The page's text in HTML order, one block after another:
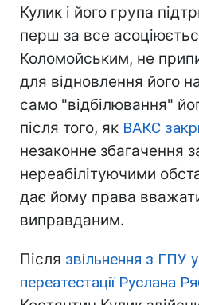
Кулик і його група
перш за все
Коломойським, не
для відновлення його
само "відбілювання"
після того, як ВАКС
незаконне збагачення
нереабілітуючими
дає йому права
виправданим.
Після звільнення з ГПУ
переатестації Руслана